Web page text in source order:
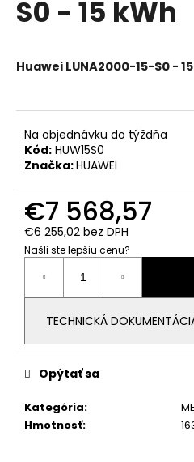
S0 - 15 kWh
Huawei LUNA2000-15-S0 -
Na objednávku do týždňa
Kód: HUW15S0
Značka:HUAWEI
€7 568,57
€6 255,02 bez DPH
Našli ste lepšiu cenu?
cena:
TECHNICKÁ
Kategória:
Hmotnosť:
Opýtať sa
á
s
?
HĽADAŤ
O
p
ú
č
a
m
e